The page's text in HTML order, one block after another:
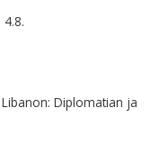
4.8.
Libanon: Diplomatian ja